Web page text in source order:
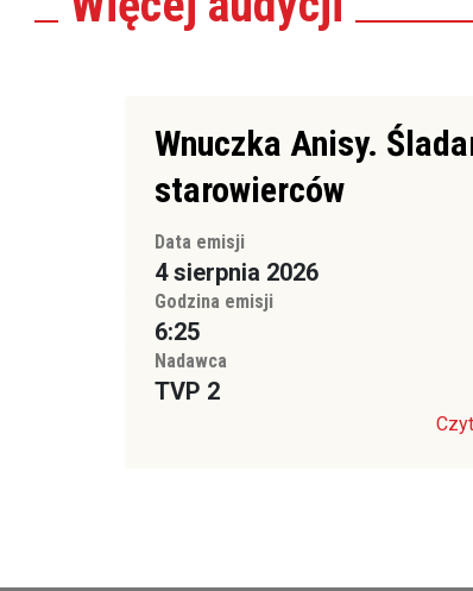
Wnuczka Anisy.
starowierców
Data emisji
4 sierpnia 2026
Godzina emisji
6:25
Nadawca
TVP 2